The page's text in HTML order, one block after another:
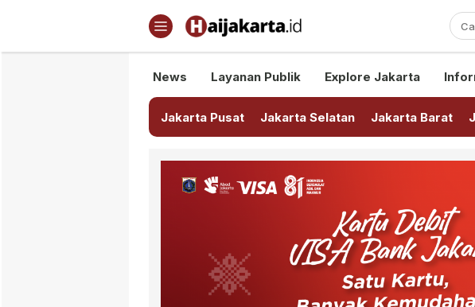
Haijakarta.id
Semua Tentang Jakarta Ada Disini!
News Layanan Publik Explore Jakarta
Jakarta Pusat Jakarta Selatan Jakarta Barat